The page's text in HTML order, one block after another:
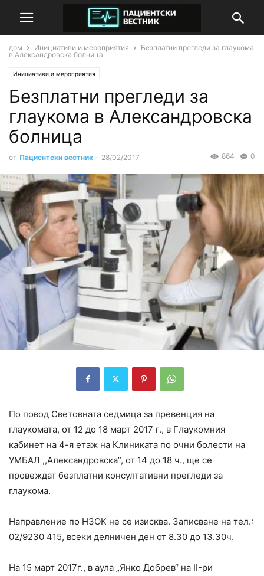
дом Инициативи и мероприятия
Безплатни прегледи за глаукома
в Александровска болница
Инициативи и мероприятия
Безплатни прегледи за
глаукома в Александровска
болница
от Пациентски вестник - 28/02/2017 0
864
По повод Световната седмица за превенция на
глаукомата, от 12 до 18 март 2017 г., в Глаукомния
кабинет на 4-я етаж на Клиниката по очни болести на
УМБАЛ ,,Александровска”, от 14 до 18 ч., ще се
провеждат безплатни консултативни прегледи за
глаукома.
Направление по НЗОК не се изисква. Записване на тел.:
02/9230 415, всеки делничен ден от 8.30 до 13.30ч.
На 15 март 2017г., в аула „Янко Добрев“ на II-ри